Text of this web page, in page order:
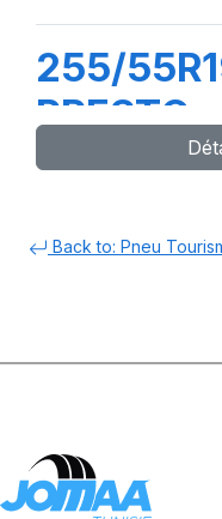
255/
PRESTO
Back to: Pneu